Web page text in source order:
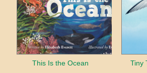
This Is the Ocean Tiny